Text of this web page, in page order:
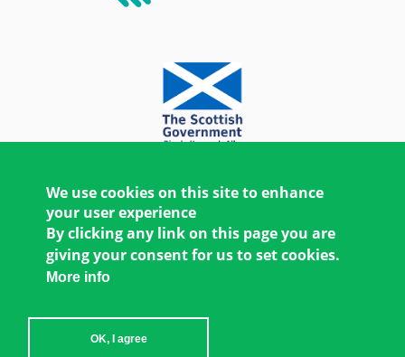
We use cookies on this site to enhance
your user experience
By clicking any link on this page you are
giving your consent for us to set cookies.
More info
OK, I agree